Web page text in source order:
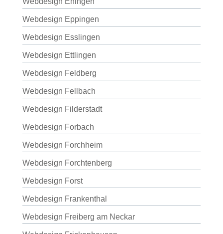
Webdesign Eppingen
Webdesign Esslingen
Webdesign Ettlingen
Webdesign Feldberg
Webdesign Fellbach
Webdesign Filderstadt
Webdesign Forbach
Webdesign Forchheim
Webdesign Forchtenberg
Webdesign Forst
Webdesign Frankenthal
Webdesign Freiberg am Neckar